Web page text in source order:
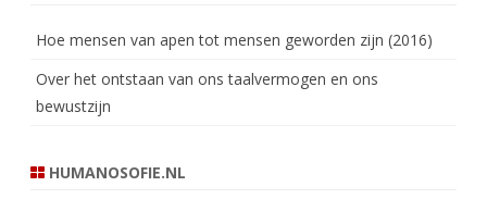
Hoe mensen van apen tot mensen geworden zijn (2016)
Over het ontstaan van ons taalvermogen en ons
bewustzijn
HUMANOSOFIE.NL